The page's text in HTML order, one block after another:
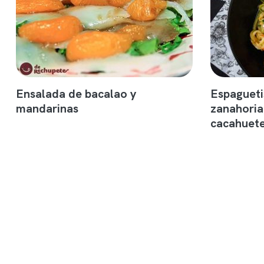
Ensalada de bacalao y
mandarinas